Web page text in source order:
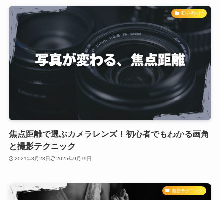
初心者向け
焦点距離で選ぶカメラレンズ！初心者でもわかる画角
と撮影テクニック
2021年3月23日 2025年9月19日
撮影テクニック